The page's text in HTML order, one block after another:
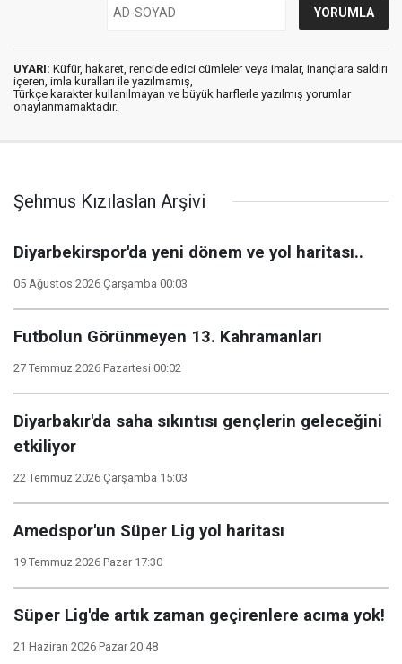
UYARI: Küfür, hakaret, rencide edici cümleler veya imalar, inançlara saldırı
içeren, imla kuralları ile yazılmamış,
Türkçe karakter kullanılmayan ve büyük harflerle yazılmış yorumlar
onaylanmamaktadır.
Şehmus Kızılaslan Arşivi
Diyarbekirspor'da yeni dönem ve yol haritası..
05 Ağustos 2026 Çarşamba 00:03
Futbolun Görünmeyen 13. Kahramanları
27 Temmuz 2026 Pazartesi 00:02
Diyarbakır'da saha sıkıntısı gençlerin geleceğini
etkiliyor
22 Temmuz 2026 Çarşamba 15:03
Amedspor'un Süper Lig yol haritası
19 Temmuz 2026 Pazar 17:30
Süper Lig'de artık zaman geçirenlere acıma yok!
21 Haziran 2026 Pazar 20:48